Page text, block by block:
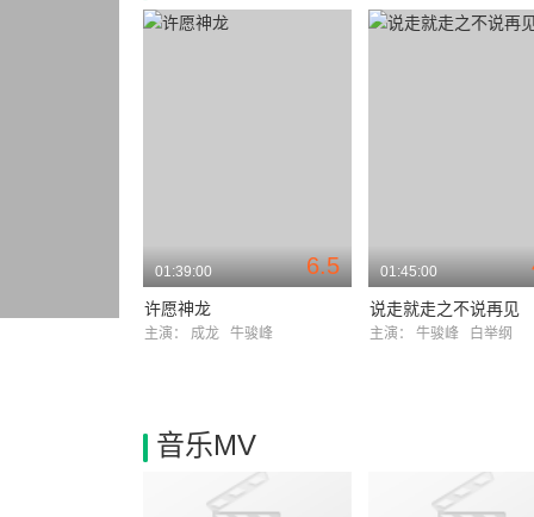
6.5
01:39:00
许愿神龙
主演： 成龙 牛骏峰
01:45:00
说走就走之不说再见
主演： 牛骏峰 白举纲
音乐MV